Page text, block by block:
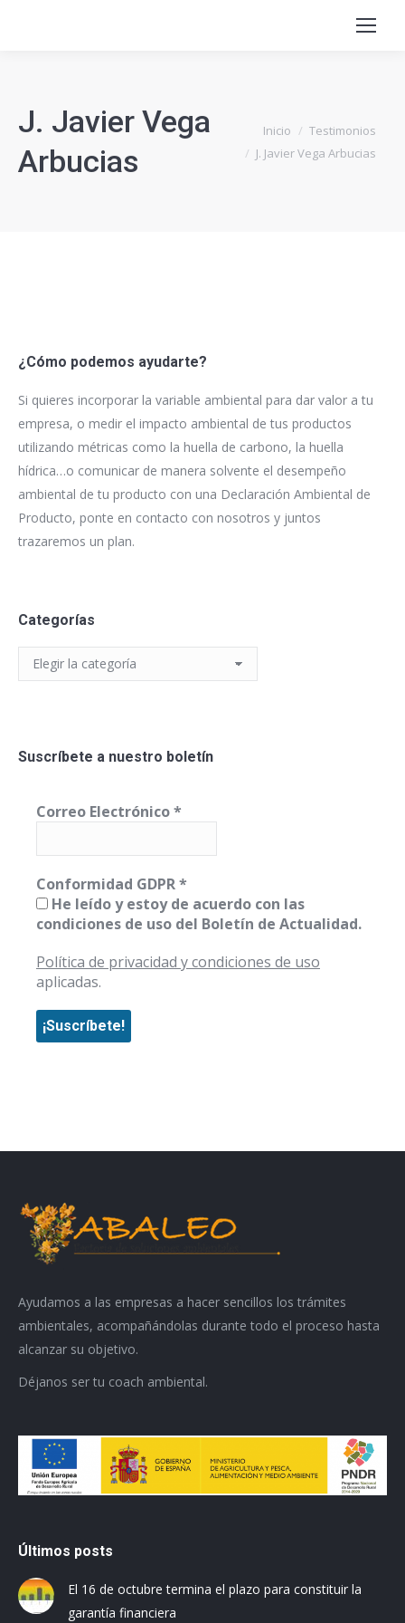
J. Javier Vega
Arbucias
Estás aquí:
Inicio
Testimonios
J. Javier Vega Arbucias
¿Cómo podemos ayudarte?
Si quieres incorporar la variable ambiental para dar valor a tu
empresa, o medir el impacto ambiental de tus productos
utilizando métricas como la huella de carbono, la huella
hídrica…o comunicar de manera solvente el desempeño
ambiental de tu producto con una Declaración Ambiental de
Producto, ponte en contacto con nosotros y juntos
trazaremos un plan.
Categorías
Categorías
Suscríbete a nuestro boletín
Correo Electrónico*
Conformidad GDPR*
He leído y estoy de acuerdo con las
condiciones de uso del Boletín de Actualidad.
Política de privacidad y condiciones de uso
aplicadas.
Ayudamos a las empresas a hacer sencillos los trámites
ambientales, acompañándolas durante todo el proceso hasta
alcanzar su objetivo.
Déjanos ser tu coach ambiental.
Últimos posts
El 16 de octubre termina el plazo para constituir la
garantía financiera